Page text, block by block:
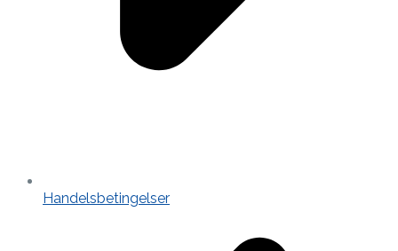
Handelsbetingelser